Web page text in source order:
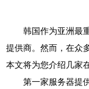
韩国作为亚洲最
提供商。然而，在众
本文将为您介绍几家
第一家服务器提